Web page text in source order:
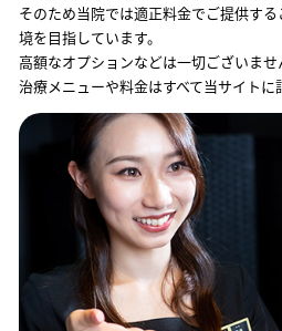
そのため当院では適正料金でご提供す
境を目指しています。
高額なオプションなどは一切ございませ
治療メニューや料金はすべて当サイトに